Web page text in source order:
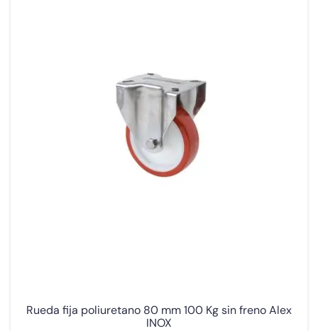
Rueda fija poliuretano 80 mm 100 Kg sin freno Alex
INOX